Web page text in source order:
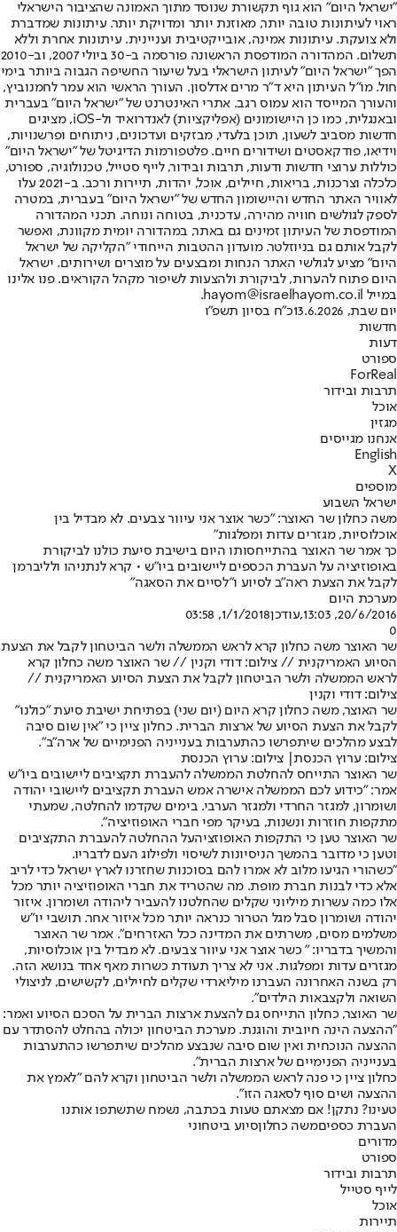
"ישראל היום" הוא גוף תקשורת שנוסד מתוך האמונה שהציבור הישראלי
ראוי לעיתונות טובה יותר, מאוזנת יותר ומדויקת יותר. עיתונות שמדברת
ולא צועקת. עיתונות אמינה, אובייקטיבית ועניינית. עיתונות אחרת וללא
תשלום. המהדורה המודפסת הראשונה פורסמה ב-30 ביולי 2007, וב-2010
הפך "ישראל היום" לעיתון הישראלי בעל שיעור החשיפה הגבוה ביותר בימי
חול. מו"ל העיתון היא ד"ר מרים אדלסון. העורך הראשי הוא עמר לחמנוביץ,
והעורך המייסד הוא עמוס רגב. אתרי האינטרנט של "ישראל היום" בעברית
ובאנגלית, כמו כן היישומונים (אפליקציות) לאנדרואיד ול-iOS, מציגים
חדשות מסביב לשעון, תוכן בלעדי, מבזקים ועדכונים, ניתוחים ופרשנויות,
וידיאו, פודקאסטים ושידורים חיים. פלטפורמות הדיגיטל של "ישראל היום"
כוללות ערוצי חדשות ודעות, תרבות ובידור, לייף סטייל, טכנולוגיה, ספורט,
כלכלה וצרכנות, בריאות, חיילים, אוכל, יהדות, תיירות ורכב. ב-2021 עלו
לאוויר האתר החדש והיישומון החדש של "ישראל היום" בעברית, במטרה
לספק לגולשים חוויה מהירה, עדכנית, בטוחה ונוחה. תכני המהדורה
המודפסת של העיתון זמינים גם באתר, במהדורה יומית מקוונת, ואפשר
לקבל אותם גם בניוזלטר. מועדון ההטבות הייחודי "הקליקה של ישראל
היום" מציע לגולשי האתר הנחות ומבצעים על מוצרים ושירותים. ישראל
היום פתוח להערות, לביקורת ולהצעות לשיפור מקהל הקוראים. פנו אלינו
במייל hayom@israelhayom.co.il.
יום שבת, 13.6.2026
כ"ח בסיון תשפ"ו
חדשות
דעות
ספורט
ForReal
תרבות ובידור
אוכל
מגזין
אנחנו מגייסים
English
X
מוספים
ישראל השבוע
משה כחלון שר האוצר: "כשר אוצר אני עיוור צבעים. לא מבדיל בין
אוכלוסיות, מגזרים עדות ומפלגות"
כך אמר שר האוצר בהתייחסותו היום בישיבת סיעת כולנו לביקורת
באופוזיציה על העברת הכספים ליישובים ביו"ש • קרא לנתניהו ולליברמן
לקבל את הצעת ראה"ב לסיוע ו"לסיים את הסאגה"
מערכת היום
20/6/2016, 13:03
,עודכן1/1/2018, 03:58
0
שר האוצר משה כחלון קרא לראש הממשלה ולשר הביטחון לקבל את הצעת
הסיוע האמריקנית // צילום: דודי וקנין // שר האוצר משה כחלון קרא
לראש הממשלה ולשר הביטחון לקבל את הצעת הסיוע האמריקנית //
צילום: דודי וקנין
שר האוצר, משה כחלון קרא היום (יום שני) בפתיחת ישיבת סיעת "כולנו"
לקבל את הצעת הסיוע של ארצות הברית. כחלון ציין כי "אין שום סיבה
לבצע מהלכים שיתפרשו כהתערבות בענייניה הפנימיים של ארה"ב".
צילום: ערוץ הכנסת| צילום: ערוץ הכנסת
שר האוצר התייחס להחלטת הממשלה להעברת תקציבים ליישובים ביו"ש
אמר: "כידוע לכם הממשלה אישרה אמש העברת תקציבים ליישובי יהודה
ושומרון, למגזר החרדי ולמגזר הערבי. בימים שקדמו להחלטה, שמעתי
מתקפות חוזרות ונשנות, בעיקר מפי חברי האופוזיציה".
שר האוצר טען כי התקפות האופוזציהעל ההחלטה להעברת התקציבים
וטען כי מדובר בהמשך הניסיונות לשיסוי ולפילוג העם לדבריו.
"כשהורי הגיעו מלוב לא אמרו להם בסוכנות שחזרנו לארץ ישראל כדי לריב
אלא כדי לבנות חברת מופת. מה שהטריד את חברי האופוזיציה יותר מכל
אלו כמה עשרות מיליוני שקלים שהחלטנו להעביר ליהודה ושומרון. איזור
יהודה ושומרון סבל מגל הטרור כנראה יותר מכל איזור אחר. תושבי יו"ש
משלמים מסים, משרתים את המדינה ככל האזרחים". אמר שר האוצר
והמשיך בדבריו: " כשר אוצר אני עיוור צבעים. לא מבדיל בין אוכלוסיות,
מגזרים עדות ומפלגות. אני לא צריך תעודת כשרות מאף אחד בנושא הזה.
רק בשנה האחרונה העברנו מיליארדי שקלים לחיילים, לקשישים, לניצולי
השואה ולקצבאות הילדים".
שר האוצר, כחלון התייחס גם להצעת ארצות הברית על הסכם הסיוע ואמר:
"ההצעה הינה חיובית והוגנת. מערכת הביטחון יכולה בהחלט להסתדר עם
ההצעה הנוכחית ואין שום סיבה שנבצע מהלכים שיתפרשו כהתערבות
בענייניה הפנימיים של ארצות הברית".
כחלון ציין כי פנה לראש הממשלה ולשר הביטחון וקרא להם "לאמץ את
ההצעה ושים סוף לסאגה הזו".
טעינו? נתקן! אם מצאתם טעות בכתבה, נשמח שתשתפו אותנו
העברת כספיםמשה כחלוןסיוע ביטחוני
מדורים
ספורט
תרבות ובידור
לייף סטייל
אוכל
תיירות